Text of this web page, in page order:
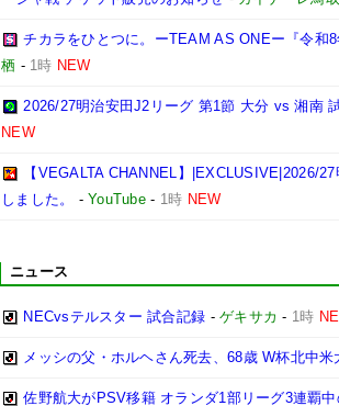
チカラをひとつに。ーTEAM AS ONEー『令和
栖 - 1時 NEW
2026/27明治安田J2リーグ 第1節 大分 vs 湘南
NEW
【VEGALTA CHANNEL】|EXCLUSIVE|2026/
しました。
-YouTube - 1時 NEW
ニュース
NECvsテルスター 試合記録 -ゲキサカ - 1時
メッシの父・ホルヘさん死去、68歳 W杯北中
佐野航大がPSV移籍 オランダ1部リーグ3連覇